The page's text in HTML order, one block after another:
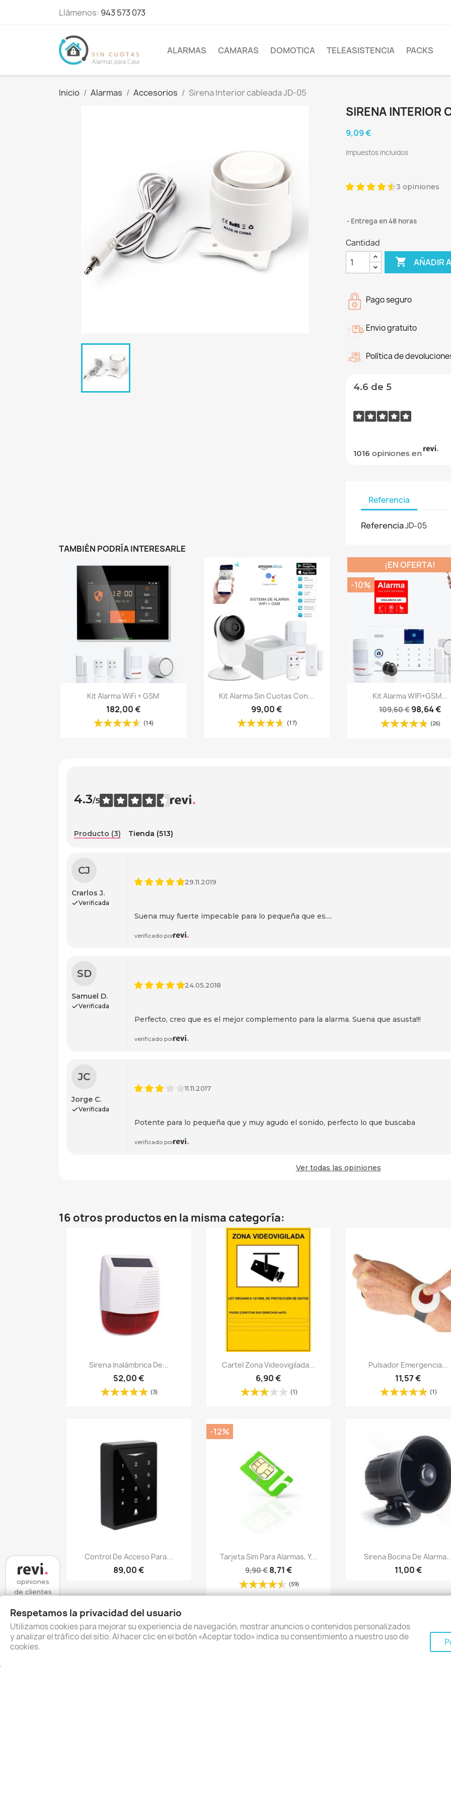
Llámenos: 943 573 073
ALARMAS CAMARAS DOMOTICA TELEASISTENCIA PACKS
Inicio Alarmas Accesorios Sirena Interior cableada JD-05
SIRENA INTERIOR
9,09 €
Impuestos incluidos
3 opiniones
Entrega en 48 horas
Cantidad
 AÑADIR
Pago seguro
Envio gratuito
Política de
4.6 de 5
1016 opiniones en
Referencia
ReferenciaJD-05
TAMBIÉN PODRÍA INTERESARLE
Vista rápida
Kit Alarma WiFi + GSM
182,00 €
(14)
Vista rápida
Kit Alarma Sin Cuotas Con...
99,00 €
(17)
Vista rápida
Kit Alarma WIFI+GSM...
109,60 € 98,64 €
(26)
¡EN OFERTA!
-10%
4.3/5
Producto (3) Tienda (513)
CJ
Crarlos J.
Verificada
29.11.2019
Suena muy fuerte impecable para lo pequeña que es....
verificado por
SD
Samuel D.
Verificada
24.05.2018
Perfecto, creo que es el mejor complemento para la alarma. Suena que asusta!!!
verificado por
JC
Jorge C.
Verificada
11.11.2017
Potente para lo pequeña que y muy agudo el sonido, perfecto lo que buscaba
verificado por
Ver todas las opiniones
16 otros productos en la misma categoría:
Vista rápida
Sirena Inalámbrica De...
52,00 €
(3)
Vista rápida
Cartel Zona Videovigilada...
6,90 €
(1)
Vista rápida
Pulsador Emergencia...
11,57 €
(1)
 Vista rápida
Control De Acceso Para...
89,00 €
Vista rápida
Tarjeta Sim Para Alarmas, Y...
9,90 € 8,71 €
(59)
-12%
Vista rápida
Sirena Bocina De
11,00 €
opiniones
de clientes
4.6/ 5
Respetamos la privacidad del usuario
Utilizamos cookies para mejorar su experiencia de navegación, mostrar anuncios o contenidos personalizados
y analizar el tráfico del sitio. Al hacer clic en el botón «Aceptar todo» indica su consentimiento a nuestro uso de
cookies.